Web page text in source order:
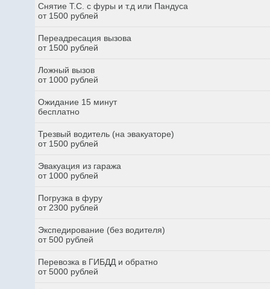
Снятие Т.С. с фуры и т.д или Пандуса
от 1500 рублей
Переадресация вызова
от 1500 рублей
Ложный вызов
от 1000 рублей
Ожидание 15 минут
бесплатно
Трезвый водитель (на эвакуаторе)
от 1500 рублей
Эвакуация из гаража
от 1000 рублей
Погрузка в фуру
от 2300 рублей
Экспедирование (без водителя)
от 500 рублей
Перевозка в ГИБДД и обратно
от 5000 рублей